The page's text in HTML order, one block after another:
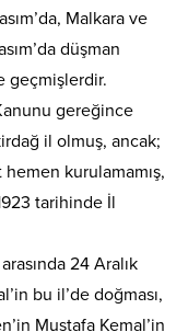
Malkara ve
düşman
geçmişlerdir.
gereğince
il olmuş, ancak;
kurulamamış,
tarihinde İl
24 Aralık
bu il’de doğması,
Mustafa Kemal’in